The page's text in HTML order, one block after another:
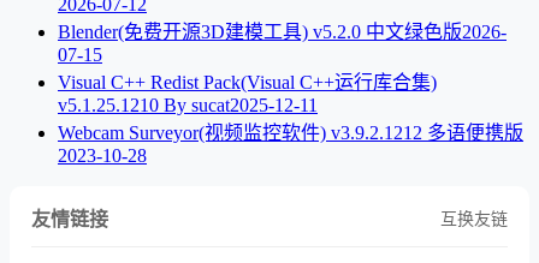
2026-07-12
Blender(免费开源3D建模工具) v5.2.0 中文绿色版2026-
07-15
Visual C++ Redist Pack(Visual C++运行库合集)
v5.1.25.1210 By sucat2025-12-11
Webcam Surveyor(视频监控软件) v3.9.2.1212 多语便携版
2023-10-28
友情链接 互换友链